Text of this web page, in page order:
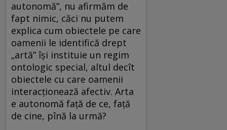
autonomă”, nu afirmăm de
fapt nimic, căci nu putem
explica cum obiectele pe care
oamenii le identifică drept
„artă” își instituie un regim
ontologic special, altul decît
obiectele cu care oamenii
interacționează afectiv. Arta
e autonomă față de ce, față
de cine, pînă la urmă?